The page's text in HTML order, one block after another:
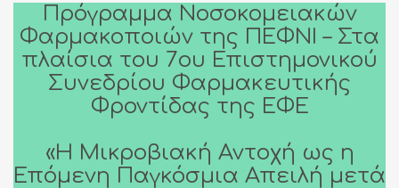
Πρόγραμμα Νοσοκομειακών
Φαρμακοποιών της ΠΕΦΝΙ – Στα
πλαίσια του 7ου Επιστημονικού
Συνεδρίου Φαρμακευτικής
Φροντίδας της ΕΦΕ
«Η Μικροβιακή Αντοχή ως η
Επόμενη Παγκόσμια Απειλή μετά